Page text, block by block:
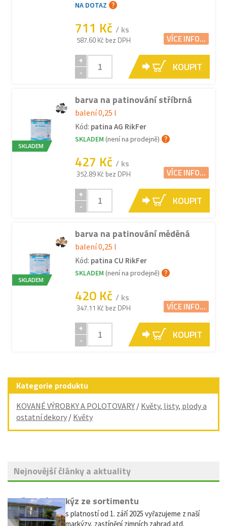
NA DOTAZ
711 Kč / ks
587.60 Kč bez DPH VÍCE INFO...
+
-
KOUPIT
SKLADEM
barva na patinování stříbrná
balení 0,25 l
Kód: patina AG RikFer
SKLADEM (není na prodejně)
427 Kč / ks
352.89 Kč bez DPH VÍCE INFO...
+
-
KOUPIT
SKLADEM
barva na patinování měděná
balení 0,25 l
Kód: patina CU RikFer
SKLADEM (není na prodejně)
420 Kč / ks
347.11 Kč bez DPH VÍCE INFO...
+
-
KOUPIT
Kategorie produktu
KOVANÉ VÝROBKY A POLOTOVARY / Květy, listy, plody a
ostatní dekory / Květy
Nejnovější články a aktuality
Vyřazení markýz ze sortimentu
Vážení zákazníci, s platností od 1. září 2025 vyřazujeme z naší
nabídky výsuvné markýzy, zastínění zimních zahrad atd.